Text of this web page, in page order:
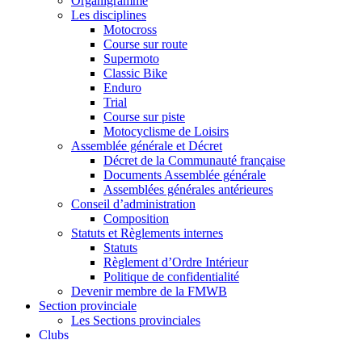
Les disciplines
Motocross
Course sur route
Supermoto
Classic Bike
Enduro
Trial
Course sur piste
Motocyclisme de Loisirs
Assemblée générale et Décret
Décret de la Communauté française
Documents Assemblée générale
Assemblées générales antérieures
Conseil d’administration
Composition
Statuts et Règlements internes
Statuts
Règlement d’Ordre Intérieur
Politique de confidentialité
Devenir membre de la FMWB
Section provinciale
Les Sections provinciales
Clubs